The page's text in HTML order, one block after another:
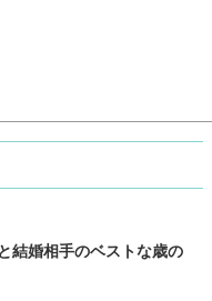
婚相手のベストな歳の